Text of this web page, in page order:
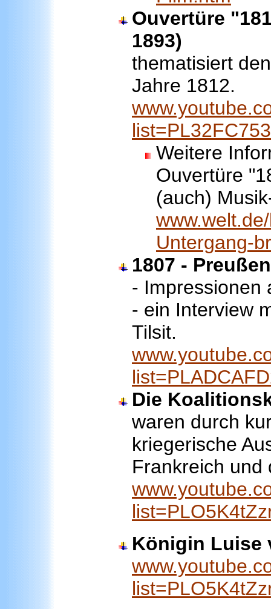
Ouvertüre
1893)
thematisiert
Jahre 1812.
Weitere
Ouvertüre
(auch)
Untergang-
1807 -
- Impressionen
- ein Interview
Tilsit.
Die
waren durch
kriegerische
Frankreich und
Königin Luise